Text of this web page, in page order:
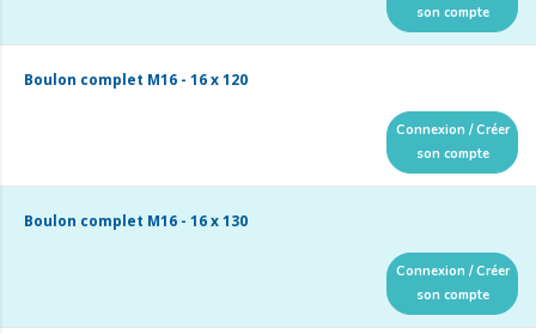
son compte
Boulon complet M16 - 16 x 120
Connexion / Créer
son compte
Boulon complet M16 - 16 x 130
Connexion / Créer
son compte